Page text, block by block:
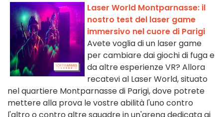
Laser World Montparnasse: il
nostro test del laser game
immersivo nel cuore di Parigi
Avete voglia di un laser game
per cambiare dai giochi di fuga e
da altre esperienze VR? Allora
recatevi al Laser World, situato
nel quartiere Montparnasse di Parigi, dove potrete
mettere alla prova le vostre abilità l'uno contro